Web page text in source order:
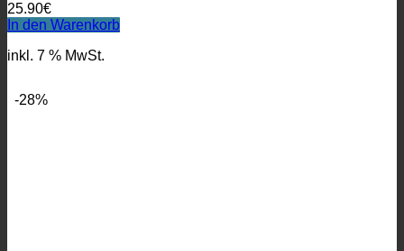
25.90€
In den Warenkorb
inkl. 7 % MwSt.
-28%